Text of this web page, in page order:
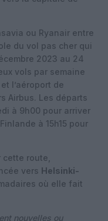
ou Ryanair entre
du vol pas cher qui
2023 au 24
vols par semaine
et l’aéroport de
Airbus. Les départs
à 9h00 pour arriver
à 15h15 pour
route,
vers Helsinki-
où elle fait
nouvelles ou